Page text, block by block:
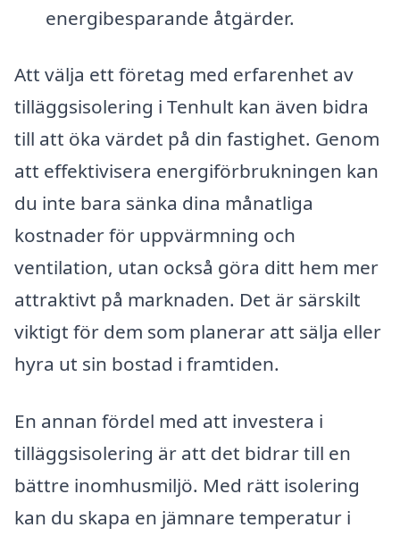
energibesparande åtgärder.
Att välja ett företag med erfarenhet av
tilläggsisolering i Tenhult kan även bidra
till att öka värdet på din fastighet. Genom
att effektivisera energiförbrukningen kan
du inte bara sänka dina månatliga
kostnader för uppvärmning och
ventilation, utan också göra ditt hem mer
attraktivt på marknaden. Det är särskilt
viktigt för dem som planerar att sälja eller
hyra ut sin bostad i framtiden.
En annan fördel med att investera i
tilläggsisolering är att det bidrar till en
bättre inomhusmiljö. Med rätt isolering
kan du skapa en jämnare temperatur i